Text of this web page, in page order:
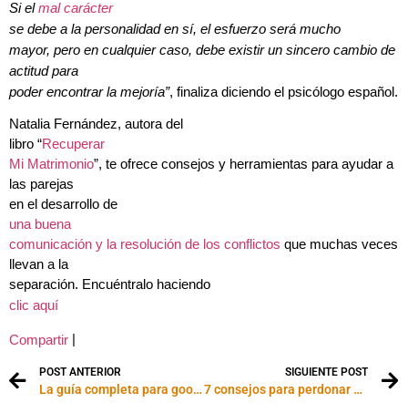
Si elmal carácter
se debe a la personalidad en sí, el esfuerzo será mucho
mayor, pero en cualquier caso, debe existir un sincero cambio de
actitud para
poder encontrar la mejoría”, finaliza diciendo el psicólogo español.
Natalia Fernández, autora del
libro “Recuperar
Mi Matrimonio”, te ofrece consejos y herramientas para ayudar a
las parejas
en el desarrollo de
una buena
comunicación y la resolución de los conflictos que muchas veces
llevan a la
separación. Encuéntralo haciendo
clic aquí
Compartir |
POST ANTERIOR
La guía completa para googlear a tu pareja
SIGUIENTE POST
7 consejos para perdonar a un infiel